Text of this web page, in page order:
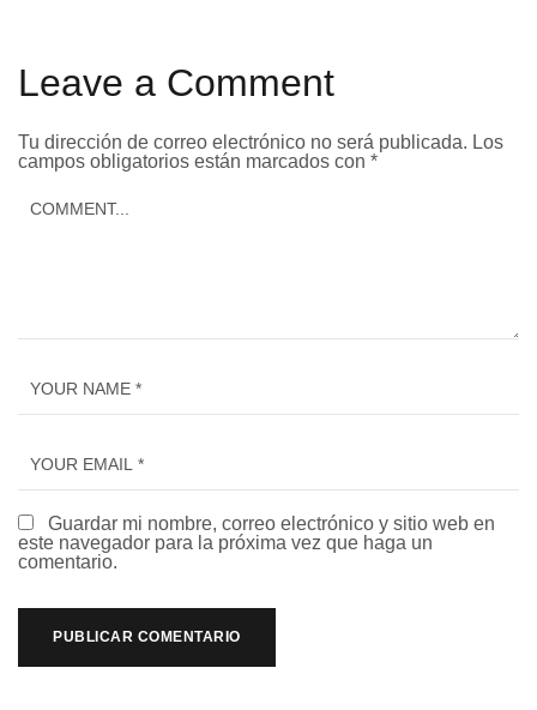
Leave a Comment
Tu dirección de correo electrónico no será publicada. Los
campos obligatorios están marcados con *
Guardar mi nombre, correo electrónico y sitio web en
este navegador para la próxima vez que haga un
comentario.